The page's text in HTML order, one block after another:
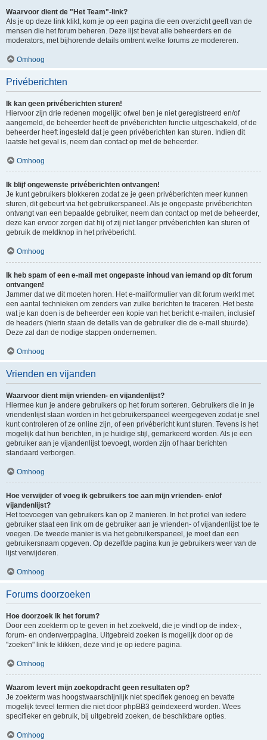
Waarvoor dient de "Het Team"-link?
Als je op deze link klikt, kom je op een pagina die een overzicht geeft van de
mensen die het forum beheren. Deze lijst bevat alle beheerders en de
moderators, met bijhorende details omtrent welke forums ze modereren.
Omhoog
Privéberichten
Ik kan geen privéberichten sturen!
Hiervoor zijn drie redenen mogelijk: ofwel ben je niet geregistreerd en/of
aangemeld, de beheerder heeft de privéberichten functie uitgeschakeld, of de
beheerder heeft ingesteld dat je geen privéberichten kan sturen. Indien dit
laatste het geval is, neem dan contact op met de beheerder.
Omhoog
Ik blijf ongewenste privéberichten ontvangen!
Je kunt gebruikers blokkeren zodat ze je geen privéberichten meer kunnen
sturen, dit gebeurt via het gebruikerspaneel. Als je ongepaste privéberichten
ontvangt van een bepaalde gebruiker, neem dan contact op met de beheerder,
deze kan ervoor zorgen dat hij of zij niet langer privéberichten kan sturen of
gebruik de meldknop in het privébericht.
Omhoog
Ik heb spam of een e-mail met ongepaste inhoud van iemand op dit forum
ontvangen!
Jammer dat we dit moeten horen. Het e-mailformulier van dit forum werkt met
een aantal technieken om zenders van zulke berichten te traceren. Het beste
wat je kan doen is de beheerder een kopie van het bericht e-mailen, inclusief
de headers (hierin staan de details van de gebruiker die de e-mail stuurde).
Deze zal dan de nodige stappen ondernemen.
Omhoog
Vrienden en vijanden
Waarvoor dient mijn vrienden- en vijandenlijst?
Hiermee kun je andere gebruikers op het forum sorteren. Gebruikers die in je
vriendenlijst staan worden in het gebruikerspaneel weergegeven zodat je snel
kunt controleren of ze online zijn, of een privébericht kunt sturen. Tevens is het
mogelijk dat hun berichten, in je huidige stijl, gemarkeerd worden. Als je een
gebruiker aan je vijandenlijst toevoegt, worden zijn of haar berichten
standaard verborgen.
Omhoog
Hoe verwijder of voeg ik gebruikers toe aan mijn vrienden- en/of
vijandenlijst?
Het toevoegen van gebruikers kan op 2 manieren. In het profiel van iedere
gebruiker staat een link om de gebruiker aan je vrienden- of vijandenlijst toe te
voegen. De tweede manier is via het gebruikerspaneel, je moet dan een
gebruikersnaam opgeven. Op dezelfde pagina kun je gebruikers weer van de
lijst verwijderen.
Omhoog
Forums doorzoeken
Hoe doorzoek ik het forum?
Door een zoekterm op te geven in het zoekveld, die je vindt op de index-,
forum- en onderwerppagina. Uitgebreid zoeken is mogelijk door op de
"zoeken" link te klikken, deze vind je op iedere pagina.
Omhoog
Waarom levert mijn zoekopdracht geen resultaten op?
Je zoekterm was hoogstwaarschijnlijk niet specifiek genoeg en bevatte
mogelijk teveel termen die niet door phpBB3 geïndexeerd worden. Wees
specifieker en gebruik, bij uitgebreid zoeken, de beschikbare opties.
Omhoog